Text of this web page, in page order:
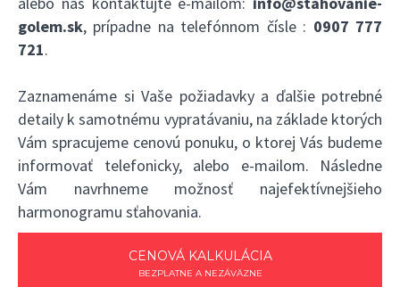
golem.sk, prípadne na telefónnom čísle : 0907 777
721.
Zaznamenáme si Vaše požiadavky a ďalšie potrebné
detaily k samotnému vypratávaniu, na základe ktorých
Vám spracujeme cenovú ponuku, o ktorej Vás budeme
informovať telefonicky, alebo e-mailom. Následne
Vám navrhneme možnosť najefektívnejšieho
harmonogramu sťahovania.
CENOVÁ KALKULÁCIA
BEZPLATNE A NEZÁVÄZNE